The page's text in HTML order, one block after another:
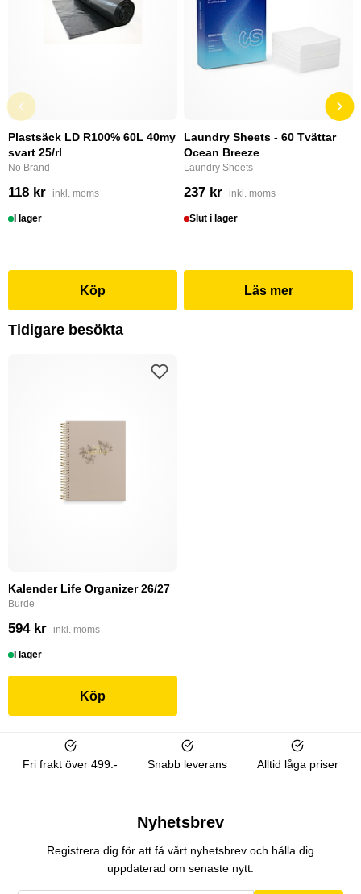
Plastsäck LD R100% 60L 40my
svart 25/rl
No Brand
118 kr inkl. moms
I lager
Köp
Laundry Sheets - 60 Tvättar
Ocean Breeze
Laundry Sheets
237 kr inkl. moms
Slut i lager
Läs mer
Tidigare besökta
Kalender Life Organizer 26/27
Burde
594 kr inkl. moms
I lager
Köp
Fri frakt över 499:- Snabb leverans Alltid låga priser
Nyhetsbrev
Registrera dig för att få vårt nyhetsbrev och hålla dig
uppdaterad om senaste nytt.